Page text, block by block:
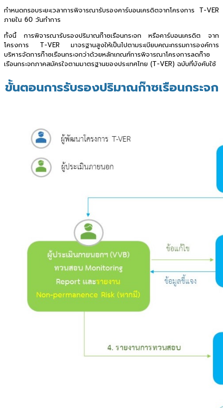
กำหนดกรอบระยะเวลาการพิจารณารับรองคาร์บอนเครดิตจากโครงการ T-VER
ภายใน 60 วันทำการ
ทั้งนี้ การพิจารณารับรองปริมาณก๊าซเรือนกระจก หรือคาร์บอนเครดิต จาก
โครงการ T-VER มาจรฐานสูงให้เป็นไปตามระเบียบคณะกรรมการองค์การ
บริหารจัดการก๊าซเรือนกระจกว่าด้วยหลักเกณฑ์การพิจารณาโครงการลดก๊าซ
เรือนกระจกภาคสมัครใจตามมาตรฐานของประเทศไทย (T-VER) ฉบับที่บังคับใช้
ขั้นตอนการรับรองปริมาณก๊าซเรือนกระจก